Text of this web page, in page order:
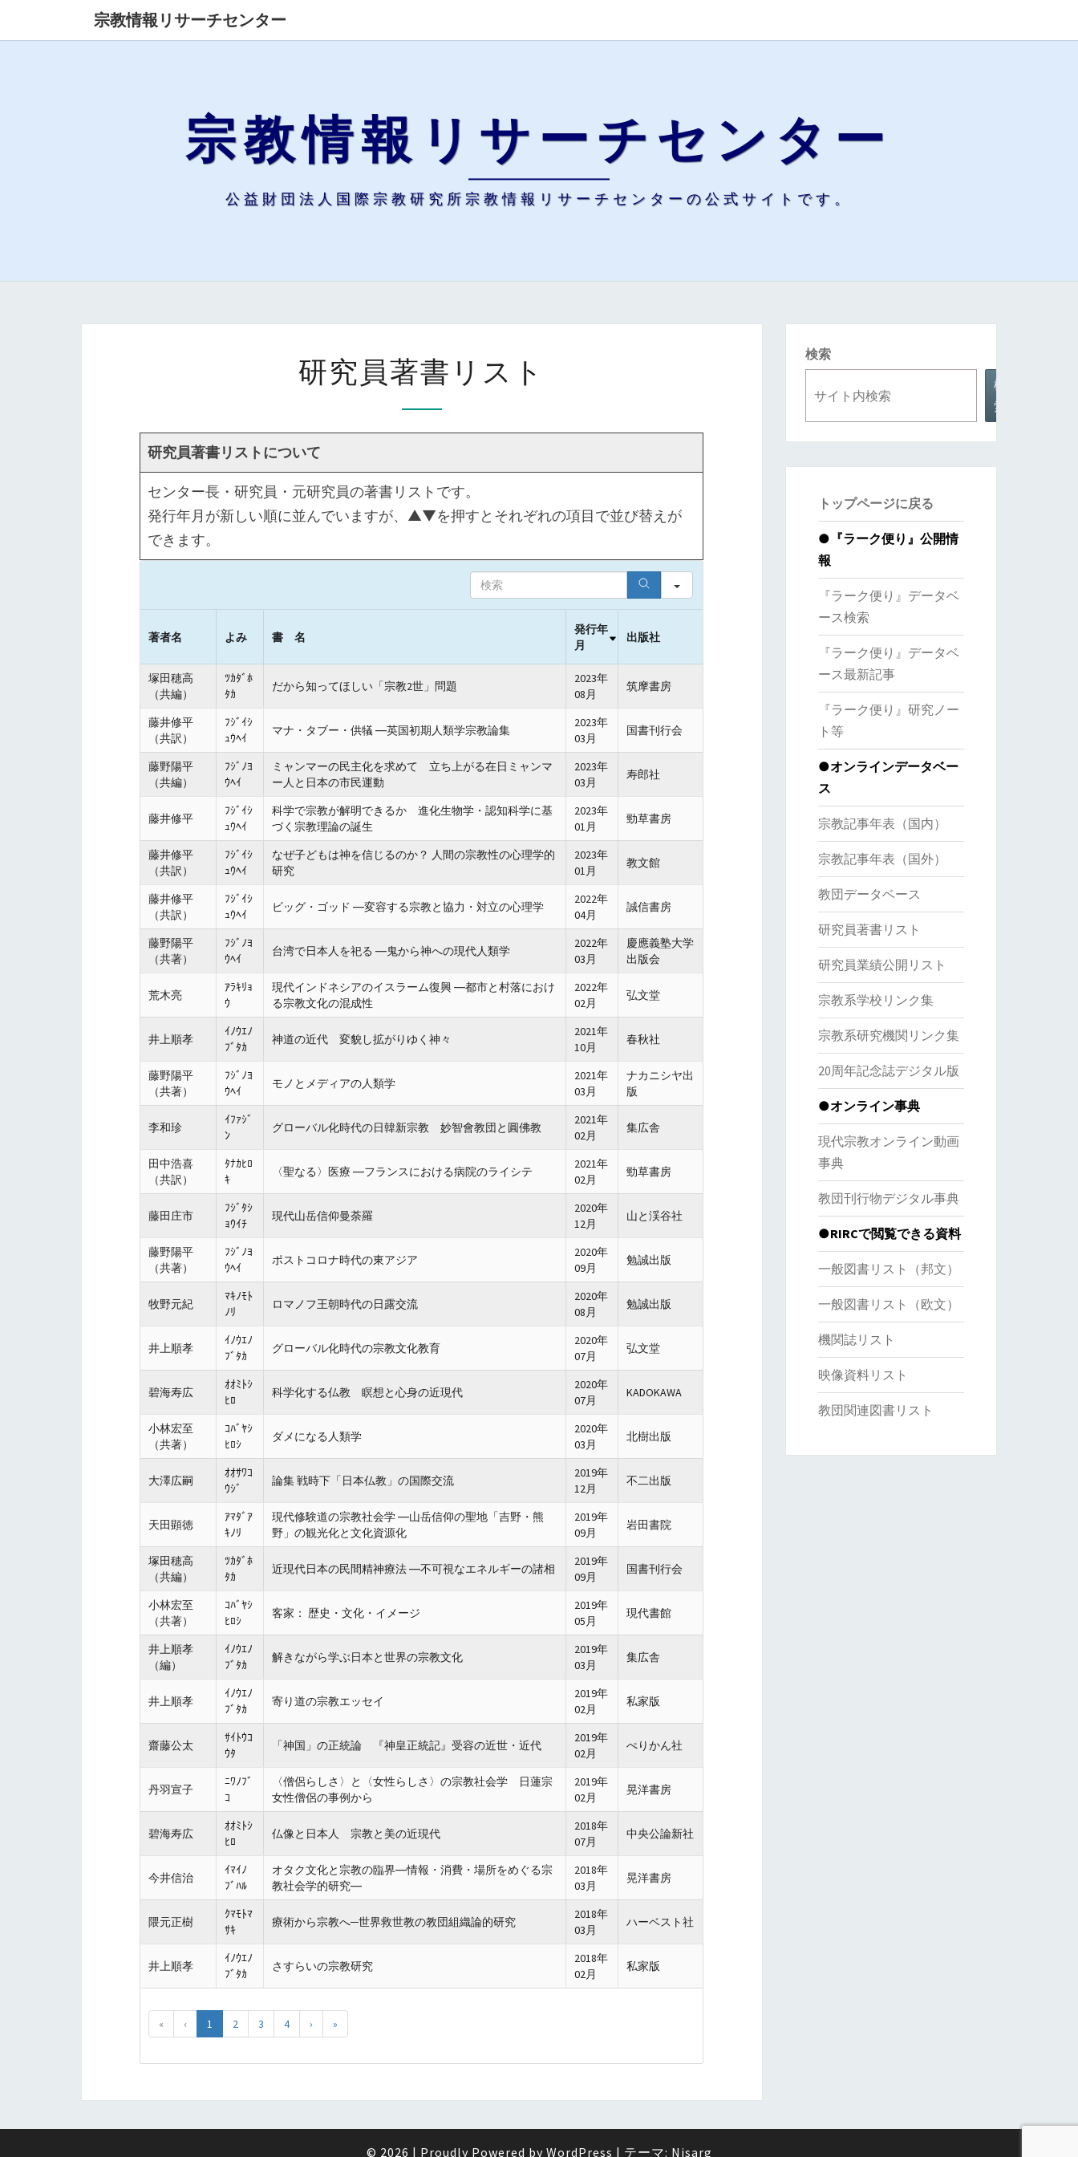
宗教情報リサーチセンター
宗教情報リサーチセンター
公益財団法人国際宗教研究所宗教情報リサーチセンターの公式サイトです。
究
リ
ス
ト
研究員著書リスト
研究員著書リストについて
センター長・研究員・元研究員の著書リストです。
発行年月が新しい順に並んでいますが、▲▼を押すとそれぞれの項目で並び替えが
できます。
S
e
著者名 よみ 書 名
発行年
月
出版社
« ‹ 1 2 3 4 › »
塚田穂高
（共編）
ﾂｶﾀﾞﾎ
ﾀｶ
だから知ってほしい「宗教2世」問題
2023年
08月
筑摩書房
藤井修平
（共訳）
ﾌｼﾞｲｼ
ｭｳﾍｲ
マナ・タブー・供犠 ―英国初期人類学宗教論集
2023年
03月
国書刊行会
藤野陽平
（共編）
ﾌｼﾞﾉﾖ
ｳﾍｲ
ミャンマーの民主化を求めて 立ち上がる在日ミャンマ
ー人と日本の市民運動
2023年
03月
寿郎社
藤井修平
ﾌｼﾞｲｼ
ｭｳﾍｲ
科学で宗教が解明できるか 進化生物学・認知科学に基
づく宗教理論の誕生
2023年
01月
勁草書房
藤井修平
（共訳）
ﾌｼﾞｲｼ
ｭｳﾍｲ
なぜ子どもは神を信じるのか？ 人間の宗教性の心理学的
研究
2023年
01月
教文館
藤井修平
（共訳）
ﾌｼﾞｲｼ
ｭｳﾍｲ
ビッグ・ゴッド ―変容する宗教と協力・対立の心理学
2022年
04月
誠信書房
藤野陽平
（共著）
ﾌｼﾞﾉﾖ
ｳﾍｲ
台湾で日本人を祀る ―鬼から神への現代人類学
2022年
03月
慶應義塾大学
出版会
荒木亮
ｱﾗｷﾘｮ
ｳ
現代インドネシアのイスラーム復興 ―都市と村落におけ
る宗教文化の混成性
2022年
02月
弘文堂
井上順孝
ｲﾉｳｴﾉ
ﾌﾞﾀｶ
神道の近代 変貌し拡がりゆく神々
2021年
10月
春秋社
藤野陽平
（共著）
ﾌｼﾞﾉﾖ
ｳﾍｲ
モノとメディアの人類学
2021年
03月
ナカニシヤ出
版
李和珍
ｲﾌｧｼﾞ
ﾝ
グローバル化時代の日韓新宗教 妙智會教団と圓佛教
2021年
02月
集広舎
田中浩喜
（共訳）
ﾀﾅｶﾋﾛ
ｷ
〈聖なる〉医療 ―フランスにおける病院のライシテ
2021年
02月
勁草書房
藤田庄市
ﾌｼﾞﾀｼ
ｮｳｲﾁ
現代山岳信仰曼荼羅
2020年
12月
山と渓谷社
藤野陽平
（共著）
ﾌｼﾞﾉﾖ
ｳﾍｲ
ポストコロナ時代の東アジア
2020年
09月
勉誠出版
牧野元紀
ﾏｷﾉﾓﾄ
ﾉﾘ
ロマノフ王朝時代の日露交流
2020年
08月
勉誠出版
井上順孝
ｲﾉｳｴﾉ
ﾌﾞﾀｶ
グローバル化時代の宗教文化教育
2020年
07月
弘文堂
碧海寿広
ｵｵﾐﾄｼ
ﾋﾛ
科学化する仏教 瞑想と心身の近現代
2020年
07月
KADOKAWA
小林宏至
（共著）
ｺﾊﾞﾔｼ
ﾋﾛｼ
ダメになる人類学
2020年
03月
北樹出版
大澤広嗣
ｵｵｻﾜｺ
ｳｼﾞ
論集 戦時下「日本仏教」の国際交流
2019年
12月
不二出版
天田顕徳
ｱﾏﾀﾞｱ
ｷﾉﾘ
現代修験道の宗教社会学 ―山岳信仰の聖地「吉野・熊
野」の観光化と文化資源化
2019年
09月
岩田書院
塚田穂高
（共編）
ﾂｶﾀﾞﾎ
ﾀｶ
近現代日本の民間精神療法 ―不可視なエネルギーの諸相
2019年
09月
国書刊行会
小林宏至
（共著）
ｺﾊﾞﾔｼ
ﾋﾛｼ
客家： 歴史・文化・イメージ
2019年
05月
現代書館
井上順孝
（編）
ｲﾉｳｴﾉ
ﾌﾞﾀｶ
解きながら学ぶ日本と世界の宗教文化
2019年
03月
集広舎
井上順孝
ｲﾉｳｴﾉ
ﾌﾞﾀｶ
寄り道の宗教エッセイ
2019年
02月
私家版
齋藤公太
ｻｲﾄｳｺ
ｳﾀ
「神国」の正統論 『神皇正統記』受容の近世・近代
2019年
02月
ぺりかん社
丹羽宣子
ﾆﾜﾉﾌﾞ
ｺ
〈僧侶らしさ〉と〈女性らしさ〉の宗教社会学 日蓮宗
女性僧侶の事例から
2019年
02月
晃洋書房
碧海寿広
ｵｵﾐﾄｼ
ﾋﾛ
仏像と日本人 宗教と美の近現代
2018年
07月
中央公論新社
今井信治
ｲﾏｲﾉ
ﾌﾞﾊﾙ
オタク文化と宗教の臨界―情報・消費・場所をめぐる宗
教社会学的研究―
2018年
03月
晃洋書房
隈元正樹
ｸﾏﾓﾄﾏ
ｻｷ
療術から宗教へ─世界救世教の教団組織論的研究
2018年
03月
ハーベスト社
井上順孝
ｲﾉｳｴﾉ
ﾌﾞﾀｶ
さすらいの宗教研究
2018年
02月
私家版
検索
検
索
トップページに戻る
● 『ラーク便り』公開情
報
『ラーク便り』データベ
ース検索
『ラーク便り』データベ
ース最新記事
『ラーク便り』研究ノー
ト等
●オンラインデータベー
ス
宗教記事年表（国内）
宗教記事年表（国外）
教団データベース
研究員著書リスト
研究員業績公開リスト
宗教系学校リンク集
宗教系研究機関リンク集
20周年記念誌デジタル版
●オンライン事典
現代宗教オンライン動画
事典
教団刊行物デジタル事典
●RIRCで閲覧できる資料
一般図書リスト（邦文）
一般図書リスト（欧文）
機関誌リスト
映像資料リスト
教団関連図書リスト
© 2026 | Proudly Powered by WordPress | テーマ: Nisarg